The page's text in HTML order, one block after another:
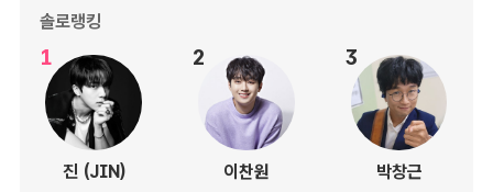
솔로랭킹
1
진 (JIN)
2
이찬원
3
박창근